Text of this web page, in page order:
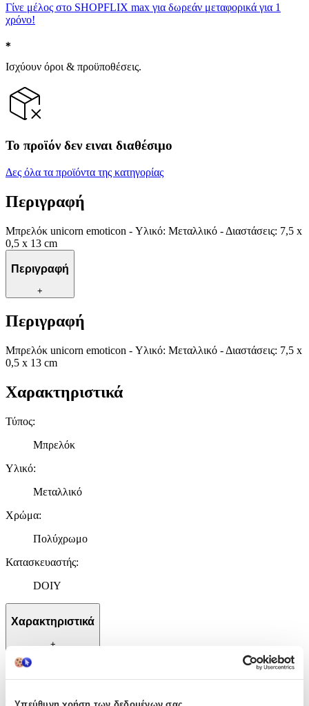
Γίνε μέλος στο SHOPFLIX max για δωρεάν μεταφορικά για 1
χρόνο!
Ισχύουν όροι & προϋποθέσεις.
Το προϊόν δεν ειναι διαθέσιμο
Δες όλα τα προϊόντα της κατηγορίας
Περιγραφή
Μπρελόκ unicorn emoticon - Υλικό: Μεταλλικό - Διαστάσεις: 7,5 x
0,5 x 13 cm
Περιγραφή
+
Περιγραφή
Μπρελόκ unicorn emoticon - Υλικό: Μεταλλικό - Διαστάσεις: 7,5 x
0,5 x 13 cm
Χαρακτηριστικά
Τύπος:
Μπρελόκ
Υλικό:
Μεταλλικό
Χρώμα:
Πολύχρωμο
Κατασκευαστής:
DOIY
Χαρακτηριστικά
+
Χαρακτηριστικά
Τύπος: